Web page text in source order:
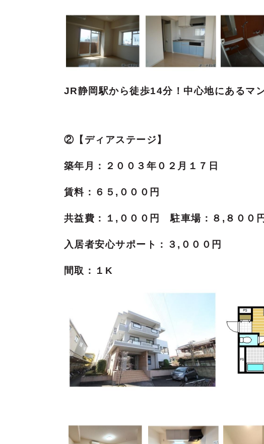
JR静岡駅から徒歩14分！中心地にあるマ
②【ディアステージ】
築年月：２００３年０２月１７日
賃料：６５,０００円
共益費：１,０００円駐車場：８,８００円
入居者安心サポート：３,０００円
間取：１K